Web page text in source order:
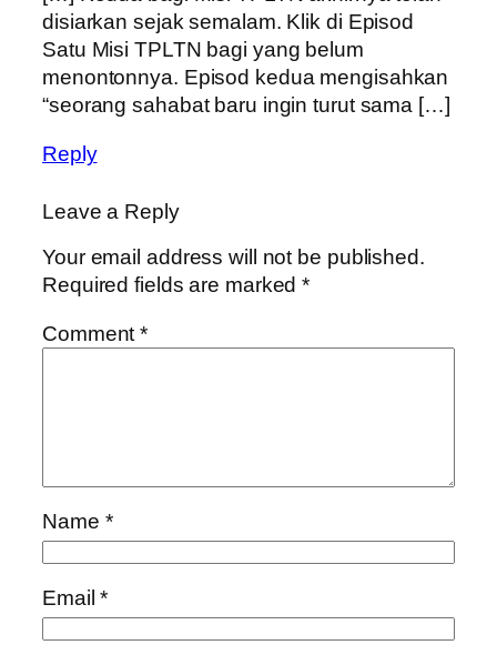
disiarkan sejak semalam. Klik di Episod
Satu Misi TPLTN bagi yang belum
menontonnya. Episod kedua mengisahkan
“seorang sahabat baru ingin turut sama […]
Reply
Leave a Reply
Your email address will not be published.
Required fields are marked*
Comment*
Name *
Email*